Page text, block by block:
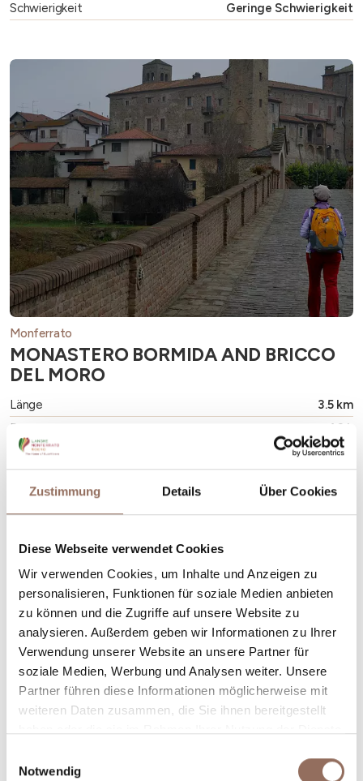
Zustimmung Details Über Cookies
Diese Webseite verwendet Cookies
Wir verwenden Cookies, um Inhalte und Anzeigen zu
personalisieren, Funktionen für soziale Medien anbieten
zu können und die Zugriffe auf unsere Website zu
analysieren. Außerdem geben wir Informationen zu Ihrer
Verwendung unserer Website an unsere Partner für
soziale Medien, Werbung und Analysen weiter. Unsere
Partner führen diese Informationen möglicherweise mit
weiteren Daten zusammen, die Sie ihnen bereitgestellt
Notwendig
Schwierigkeit
Geringe Schwierigkeit
Monferrato
MONASTERO BORMIDA AND BRICCO
DEL MORO
Länge
3.5 km
Dauer
1.3 h
Maximaler Höhenunterschied
250 mt
Roero